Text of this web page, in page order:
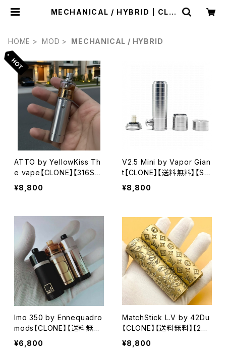
MECHANICAL / HYBRID | CLO
HOME MOD MECHANICAL / HYBRID
ATTO by YellowKiss Th
e vape【CLONE】【316SS】
【Extensiontube】【PCB】
【Mech Mod Tube】【1865
MM】 【For RTA RDA RDT
A Vape vaporizer Mech
anical MOD】【colibli AP】
【希少 CNC 高精度】【吸入
喷气 전자담배】【電子タバ
コ VAPE】
¥8,800
V2.5 Mini by Vapor Gian
t【CLONE】【送料無料】【SS
316】【23MM】【V6 S / M K
ronos 2 S / M Extreme
【電子タバコ ハイエンド アト
マイザー VAPE】
¥8,800
Imo 350 by Ennequadro
mods【CLONE】【送料無
料】【カラー各種】【22MM】
【1 x 18350】【side switch
¥6,800
MatchStick L.V by 42Du
【CLONE】【送料無料】【24.
5MM】【AVID LYFE USA】
【COMP Able】【AV MOD
¥8,800